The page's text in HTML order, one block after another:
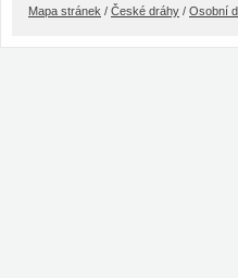
Mapa stránek / České dráhy / Osobní